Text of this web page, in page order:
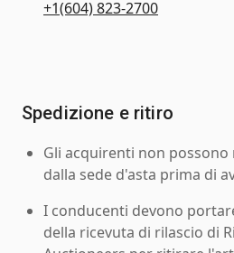
+1(604) 823-2700
Spedizione e ritiro
Gli acquirenti non
dalla sede d'asta prima di
I conducenti devono
della ricevuta di rilascio di